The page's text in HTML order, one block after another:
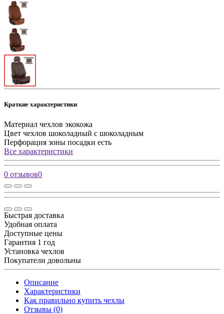
Краткие характеристики
Материал чехлов экокожа
Цвет чехлов шоколадный с шоколадным
Перфорация зоны посадки есть
Все характеристики
0 отзывов0
Быстрая доставка
Удобная оплата
Доступные цены
Гарантия 1 год
Установка чехлов
Покупатели довольны
Описание
Характеристики
Как правильно купить чехлы
Отзывы (0)